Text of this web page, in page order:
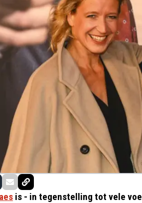
is - in tegenstelling tot vele